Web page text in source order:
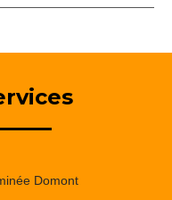
Domont